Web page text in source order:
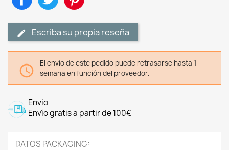
Escriba su propia reseña

El envío de este pedido puede retrasarse hasta 1
semana en función del proveedor.
Envio
Envío gratis a partir de 100€
DATOS PACKAGING: